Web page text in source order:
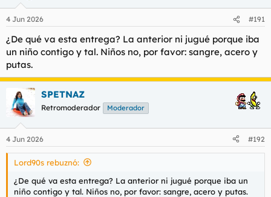
e
:
4 Jun 2026 #191
¿De qué va esta entrega? La anterior ni jugué porque iba
un niño contigo y tal. Niños no, por favor: sangre, acero y
putas.
SPETNAZ
Retromoderador Moderador
4 Jun 2026 #192
Lord90s rebuznó:
¿De qué va esta entrega? La anterior ni jugué porque iba un
niño contigo y tal. Niños no, por favor: sangre, acero y putas.